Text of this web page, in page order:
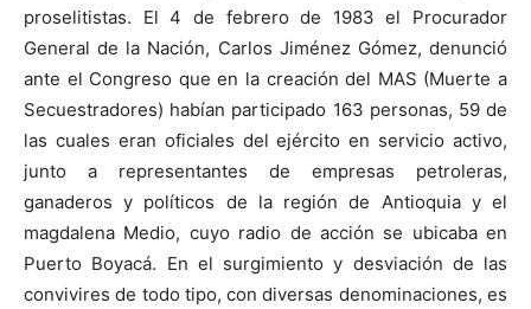
proselitistas. El 4 de febrero de 1983 el Procurador
General de la Nación, Carlos Jiménez Gómez, denunció
ante el Congreso que en la creación del MAS (Muerte a
Secuestradores) habían participado 163 personas, 59 de
las cuales eran oficiales del ejército en servicio activo,
junto a representantes de empresas petroleras,
ganaderos y políticos de la región de Antioquia y el
magdalena Medio, cuyo radio de acción se ubicaba en
Puerto Boyacá. En el surgimiento y desviación de las
convivires de todo tipo, con diversas denominaciones, es